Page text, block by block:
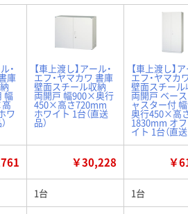
・
庫
幅
ワ
【車上渡し】アール・
エフ・ヤマカワ 書庫
壁面スチール収納
両開戸 幅900×奥行
450×高さ720mm
ホワイト 1台（直送
品）
【車上渡し】
エフ・ヤマカ
壁面スチール
両開戸 ベース
ャスター付
奥行450×高
1830mm オ
イト 1台（直送
￥30,228 ￥
1台 1台